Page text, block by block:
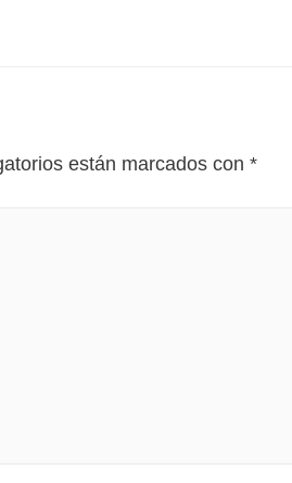
están marcados con *